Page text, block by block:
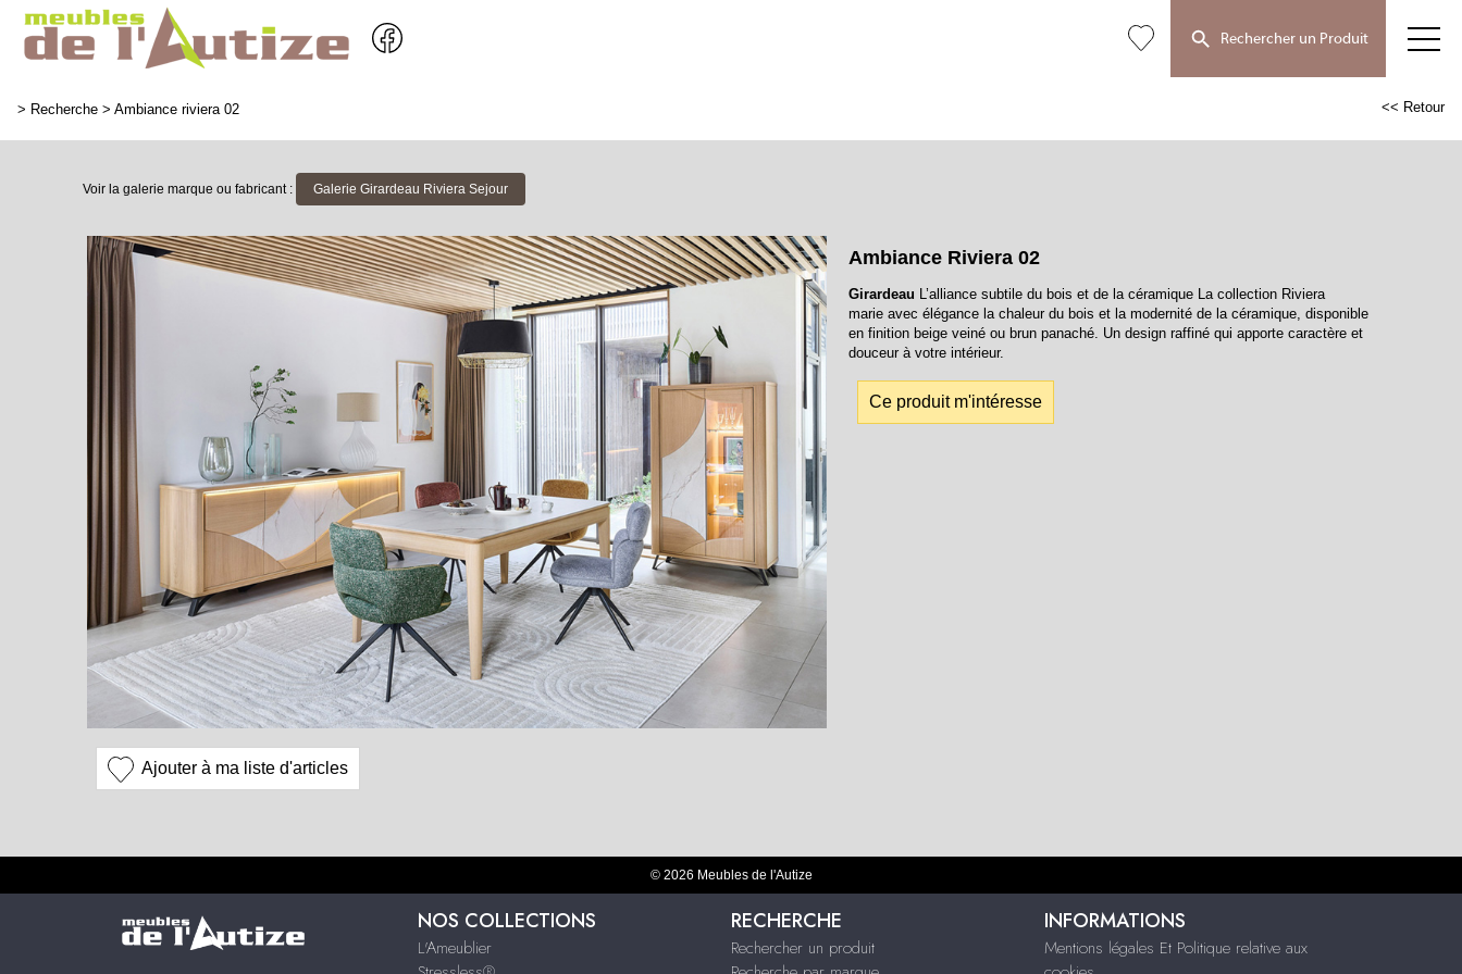
Rechercher un Produit
> Recherche > Ambiance riviera 02 << Retour
Voir la galerie marque ou fabricant : Galerie Girardeau Riviera Sejour
Ajouter à ma liste d'articles
Ambiance Riviera 02
Girardeau L’alliance subtile du bois et de la céramique La collection Riviera
marie avec élégance la chaleur du bois et la modernité de la céramique, disponible
en finition beige veiné ou brun panaché. Un design raffiné qui apporte caractère et
douceur à votre intérieur.
Ce produit m'intéresse
© 2026 Meubles de l'Autize
NOS COLLECTIONS
L'Ameublier
RECHERCHE
Rechercher un produit
INFORMATIONS
Mentions légales Et Politique relative aux